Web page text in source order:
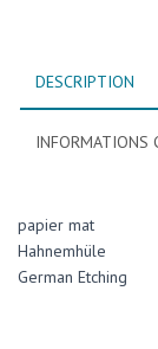
DESCRIPTION
INFORMATIONS
papier mat
Hahnemhüle
German Etching